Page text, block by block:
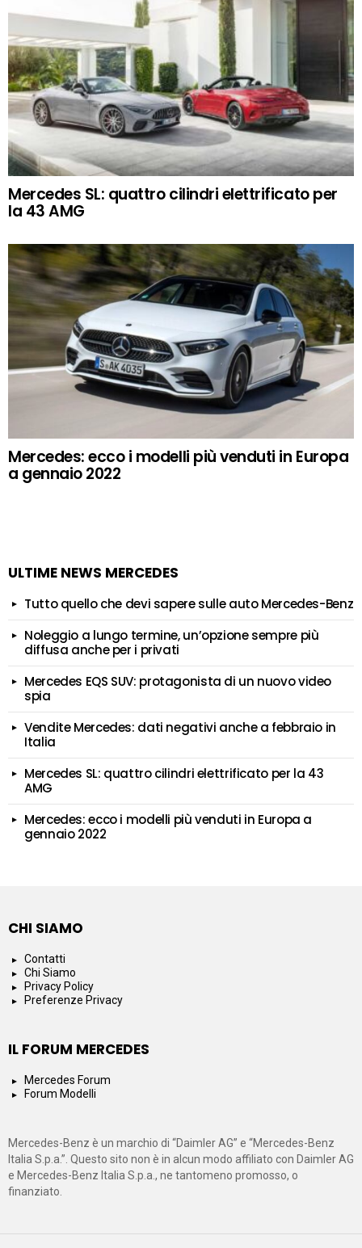
Mercedes SL: quattro cilindri elettrificato per
la 43 AMG
Mercedes: ecco i modelli più venduti in Europa
a gennaio 2022
ULTIME NEWS MERCEDES
Tutto quello che devi sapere sulle auto Mercedes-Benz
Noleggio a lungo termine, un’opzione sempre più
diffusa anche per i privati
Mercedes EQS SUV: protagonista di un nuovo video
spia
Vendite Mercedes: dati negativi anche a febbraio in
Italia
Mercedes SL: quattro cilindri elettrificato per la 43
AMG
Mercedes: ecco i modelli più venduti in Europa a
gennaio 2022
CHI SIAMO
Contatti
Chi Siamo
Privacy Policy
Preferenze Privacy
IL FORUM MERCEDES
Mercedes Forum
Forum Modelli
Mercedes-Benz è un marchio di “Daimler AG” e “Mercedes-Benz
Italia S.p.a.”. Questo sito non è in alcun modo affiliato con Daimler AG
e Mercedes-Benz Italia S.p.a., ne tantomeno promosso, o
finanziato.